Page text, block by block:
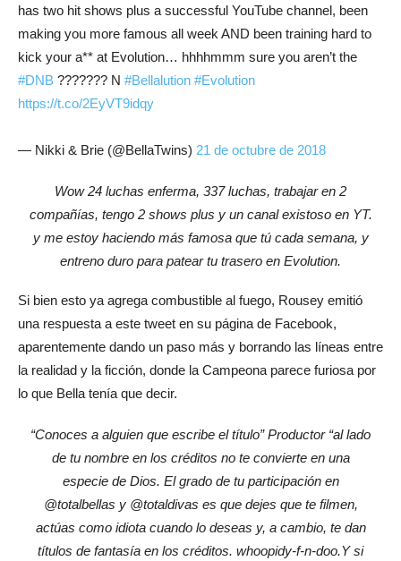
has two hit shows plus a successful YouTube channel, been
making you more famous all week AND been training hard to
kick your a** at Evolution… hhhhmmm sure you aren’t the
#DNB ??????? N #Bellalution #Evolution
https://t.co/2EyVT9idqy
— Nikki & Brie (@BellaTwins) 21 de octubre de 2018
Wow 24 luchas enferma, 337 luchas, trabajar en 2
compañías, tengo 2 shows plus y un canal existoso en YT.
y me estoy haciendo más famosa que tú cada semana, y
entreno duro para patear tu trasero en Evolution.
Si bien esto ya agrega combustible al fuego, Rousey emitió
una respuesta a este tweet en su página de Facebook,
aparentemente dando un paso más y borrando las líneas entre
la realidad y la ficción, donde la Campeona parece furiosa por
lo que Bella tenía que decir.
“Conoces a alguien que escribe el título” Productor “al lado
de tu nombre en los créditos no te convierte en una
especie de Dios. El grado de tu participación en
@totalbellas y @totaldivas es que dejes que te filmen,
actúas como idiota cuando lo deseas y, a cambio, te dan
títulos de fantasía en los créditos. whoopidy-f-n-doo.Y si